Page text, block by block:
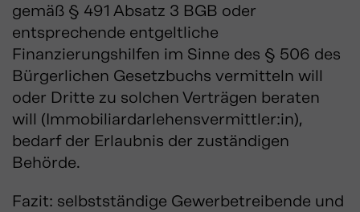
gemäß § 491 Absatz 3 BGB oder
entsprechende entgeltliche
Finanzierungshilfen im Sinne des § 506 des
Bürgerlichen Gesetzbuchs vermitteln will
oder Dritte zu solchen Verträgen beraten
will (Immobiliardarlehensvermittler:in),
bedarf der Erlaubnis der zuständigen
Behörde.
Fazit: selbstständige Gewerbetreibende und